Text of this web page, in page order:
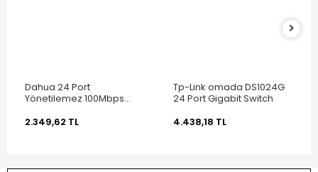
Dahua 24 Port
Yönetilemez 100Mbps
2.349,62 TL
Tp-Link omada DS1024G
24 Port Gigabit Switch
4.438,18 TL